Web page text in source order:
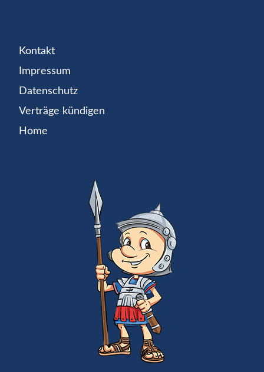
Kontakt
Impressum
Datenschutz
Verträge kündigen
Home